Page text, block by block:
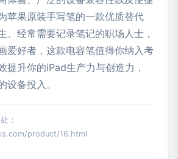
苹果原装手写笔的一款优质替代
、经常需要记录笔记的职场人士，
爱好者，这款电容笔值得你纳入考
提升你的iPad生产力与创造力，
设备投入。
：
product/16.html